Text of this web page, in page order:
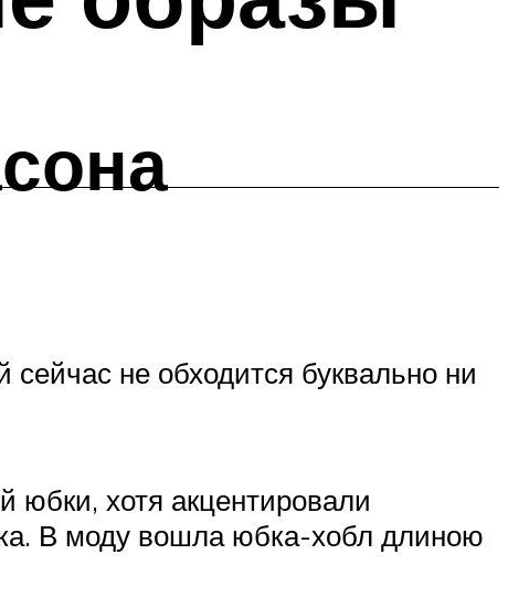
сейчас не обходится буквально ни
юбки, хотя акцентировали
В моду вошла юбка-хобл длиною